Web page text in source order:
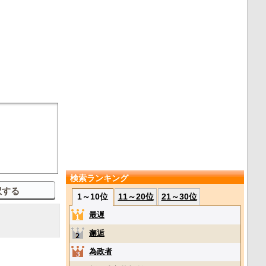
検索ランキング
1～10位
11～20位 21～30位
最遅
邂逅
為政者